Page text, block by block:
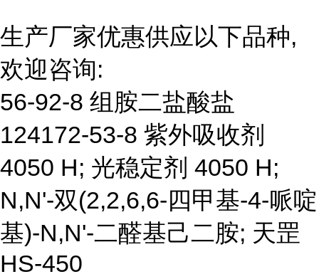
生产厂家优惠供应以下品种,
欢迎咨询:
56-92-8 组胺二盐酸盐
124172-53-8 紫外吸收剂
4050 H; 光稳定剂 4050 H;
N,N'-双(2,2,6,6-四甲基-4-哌啶
基)-N,N'-二醛基己二胺; 天罡
HS-450